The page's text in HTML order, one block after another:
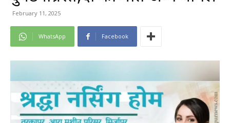
February 11, 2025
WhatsApp Facebook